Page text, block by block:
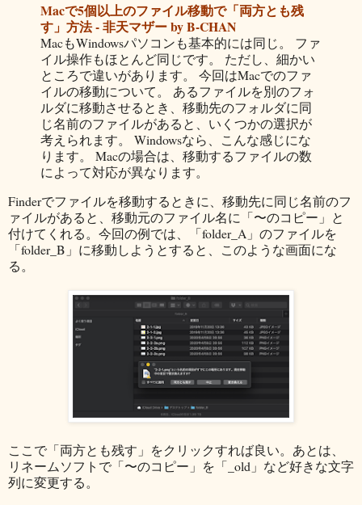
Macで5個以上のファイル移動で「両方とも残
す」方法 - 非天マザー by B-CHAN
MacもWindowsパソコンも基本的には同じ。 ファ
イル操作もほとんど同じです。 ただし、細かい
ところで違いがあります。 今回はMacでのファ
イルの移動について。 あるファイルを別のフォ
ルダに移動させるとき、移動先のフォルダに同
じ名前のファイルがあると、いくつかの選択が
考えられます。 Windowsなら、こんな感じにな
ります。 Macの場合は、移動するファイルの数
によって対応が異なります。
Finderでファイルを移動するときに、移動先に同じ名前のフ
ァイルがあると、移動元のファイル名に「〜のコピー」と
付けてくれる。今回の例では、「folder_A」のファイルを
「folder_B」に移動しようとすると、このような画面にな
る。
ここで「両方とも残す」をクリックすれば良い。あとは、
リネームソフトで「〜のコピー」を「_old」など好きな文字
列に変更する。